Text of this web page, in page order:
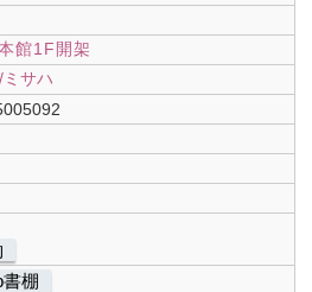
館1F開架
サハ
棚